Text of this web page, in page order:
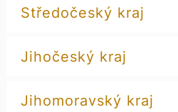
Středočeský kraj
Jihočeský kraj
Jihomoravský kraj